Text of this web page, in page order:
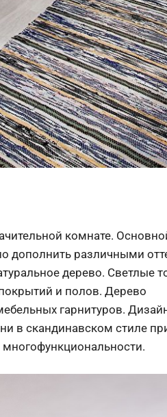
комнате.
дополнить различными
дерево. Светлые
и полов. Дерево
гарнитуров.
в скандинавском стиле